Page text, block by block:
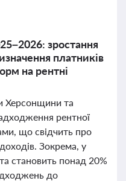
зростання
платників
на рентні
Херсонщини та
рентної
що свідчить про
Зокрема, у
становить понад 20%
до